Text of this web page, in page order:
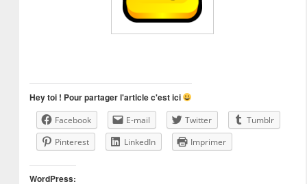
Hey toi ! Pour partager l'article c'est ici
Facebook E-mail Twitter
Tumblr
Pinterest
LinkedIn Imprimer
WordPress: